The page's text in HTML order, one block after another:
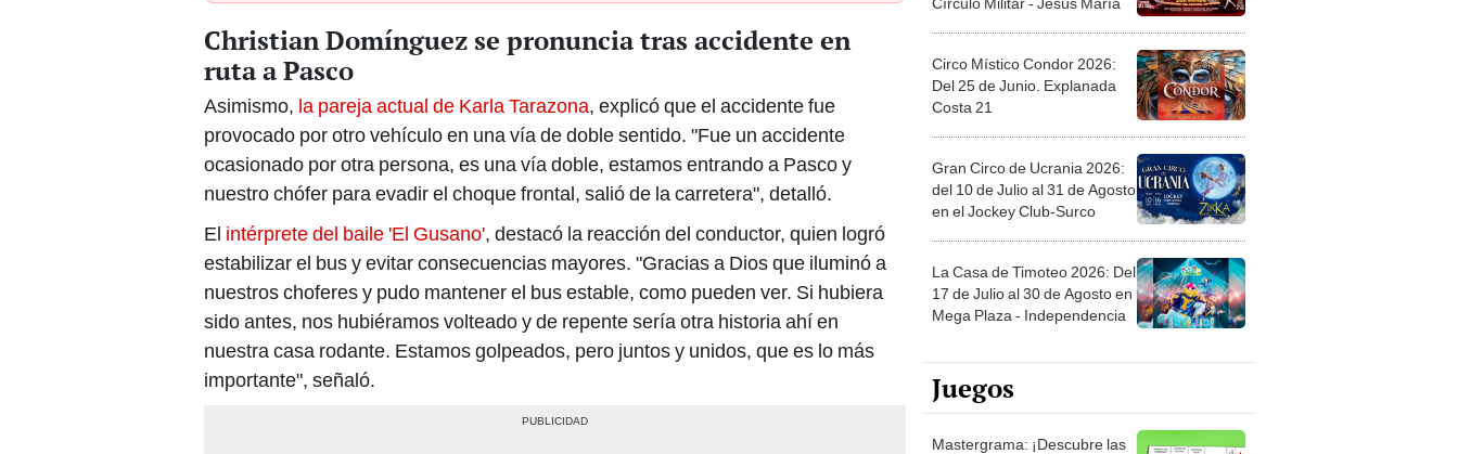
Christian Domínguez se pronuncia tras accidente en
ruta a Pasco
Asimismo, la pareja actual de Karla Tarazona, explicó que el accidente fue
provocado por otro vehículo en una vía de doble sentido. "Fue un accidente
ocasionado por otra persona, es una vía doble, estamos entrando a Pasco y
nuestro chófer para evadir el choque frontal, salió de la carretera", detalló.
El intérprete del baile 'El Gusano', destacó la reacción del conductor, quien logró
estabilizar el bus y evitar consecuencias mayores. "Gracias a Dios que iluminó a
nuestros choferes y pudo mantener el bus estable, como pueden ver. Si hubiera
sido antes, nos hubiéramos volteado y de repente sería otra historia ahí en
nuestra casa rodante. Estamos golpeados, pero juntos y unidos, que es lo más
importante", señaló.
Circo Místico Condor 2026:
Del 25 de Junio. Explanada
Costa 21
Gran Circo de Ucrania 2026:
del 10 de Julio al 31 de Agosto
en el Jockey Club-Surco
La Casa de Timoteo 2026: Del
17 de Julio al 30 de Agosto en
Mega Plaza - Independencia
Juegos
Mastergrama: ¡Descubre las